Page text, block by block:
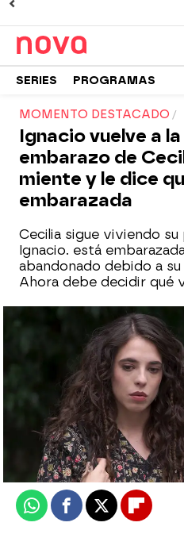
SERIES PROGRAMAS
MOMENTO DESTACADO
Ignacio vuelve a
embarazo de
miente y le dice
embarazada
Cecilia sigue viviendo
Ignacio. está
abandonado debido a
Ahora debe decidir qué
Nova
Publicado:29 de mayo de
WhatsappFacebook
X